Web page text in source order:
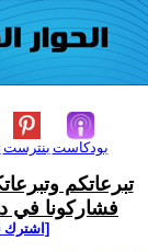
بنترست بودكاست
تبرعاتكم
فشاركونا في
[اشترك